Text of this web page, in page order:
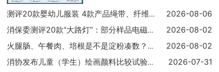
测评20款婴幼儿服装 4款产品绳带、纤维含量不达标 2026-08-06
消保委测评20款“大路灯”：部分样品电磁兼容未达标 2026-08-02
火腿肠、午餐肉、培根是不是淀粉凑数？实测结果出炉 2026-08-02
消协发布儿童（学生）绘画颜料比较试验结果显示：18 2026-07-31